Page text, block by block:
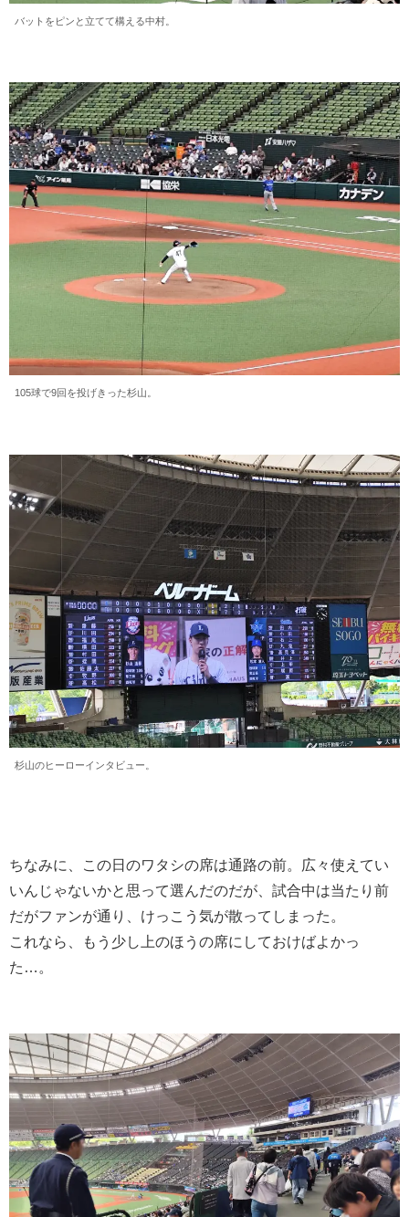
バットをピンと立てて構える中村。
105球で9回を投げきった杉山。
杉山のヒーローインタビュー。
ちなみに、この日のワタシの席は通路の前。広々使えてい
いんじゃないかと思って選んだのだが、試合中は当たり前
だがファンが通り、けっこう気が散ってしまった。
これなら、もう少し上のほうの席にしておけばよかっ
た…。